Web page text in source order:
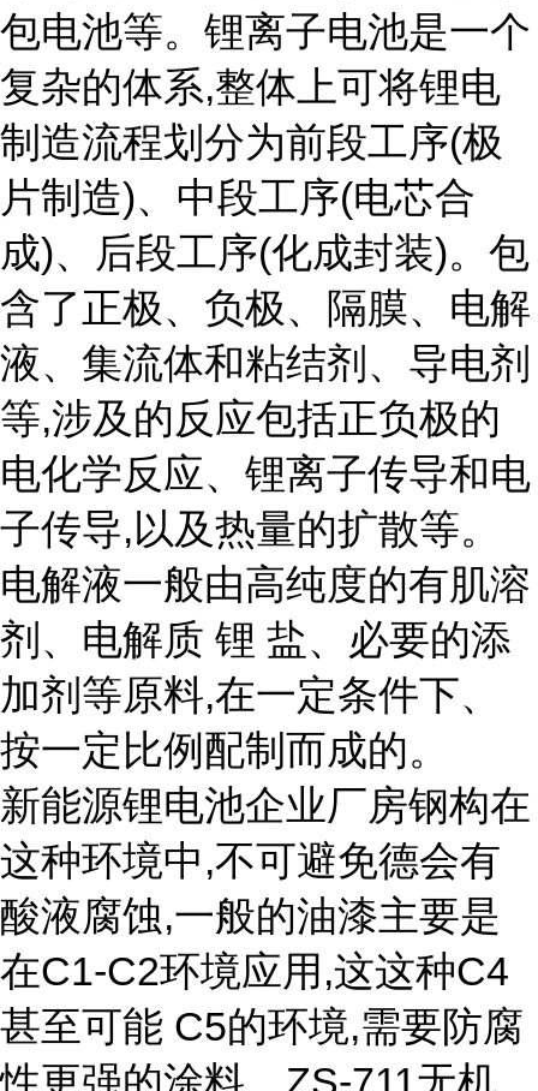
包电池等。锂离子电池是一个
复杂的体系,整体上可将锂电
制造流程划分为前段工序(极
片制造)、中段工序(电芯合
成)、后段工序(化成封装)。包
含了正极、负极、隔膜、电解
液、集流体和粘结剂、导电剂
等,涉及的反应包括正负极的
电化学反应、锂离子传导和电
子传导,以及热量的扩散等。
电解液一般由高纯度的有肌溶
剂、电解质 锂 盐、必要的添
加剂等原料,在一定条件下、
按一定比例配制而成的。
新能源锂电池企业厂房钢构在
这种环境中,不可避免德会有
酸液腐蚀,一般的油漆主要是
在C1-C2环境应用,这这种C4
甚至可能 C5的环境,需要防腐
性更强的涂料。ZS-711无机